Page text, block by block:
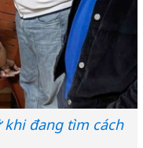
khi đang tìm cách